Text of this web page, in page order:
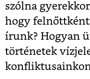
szólna
hogy
írunk? Hogyan
történetek